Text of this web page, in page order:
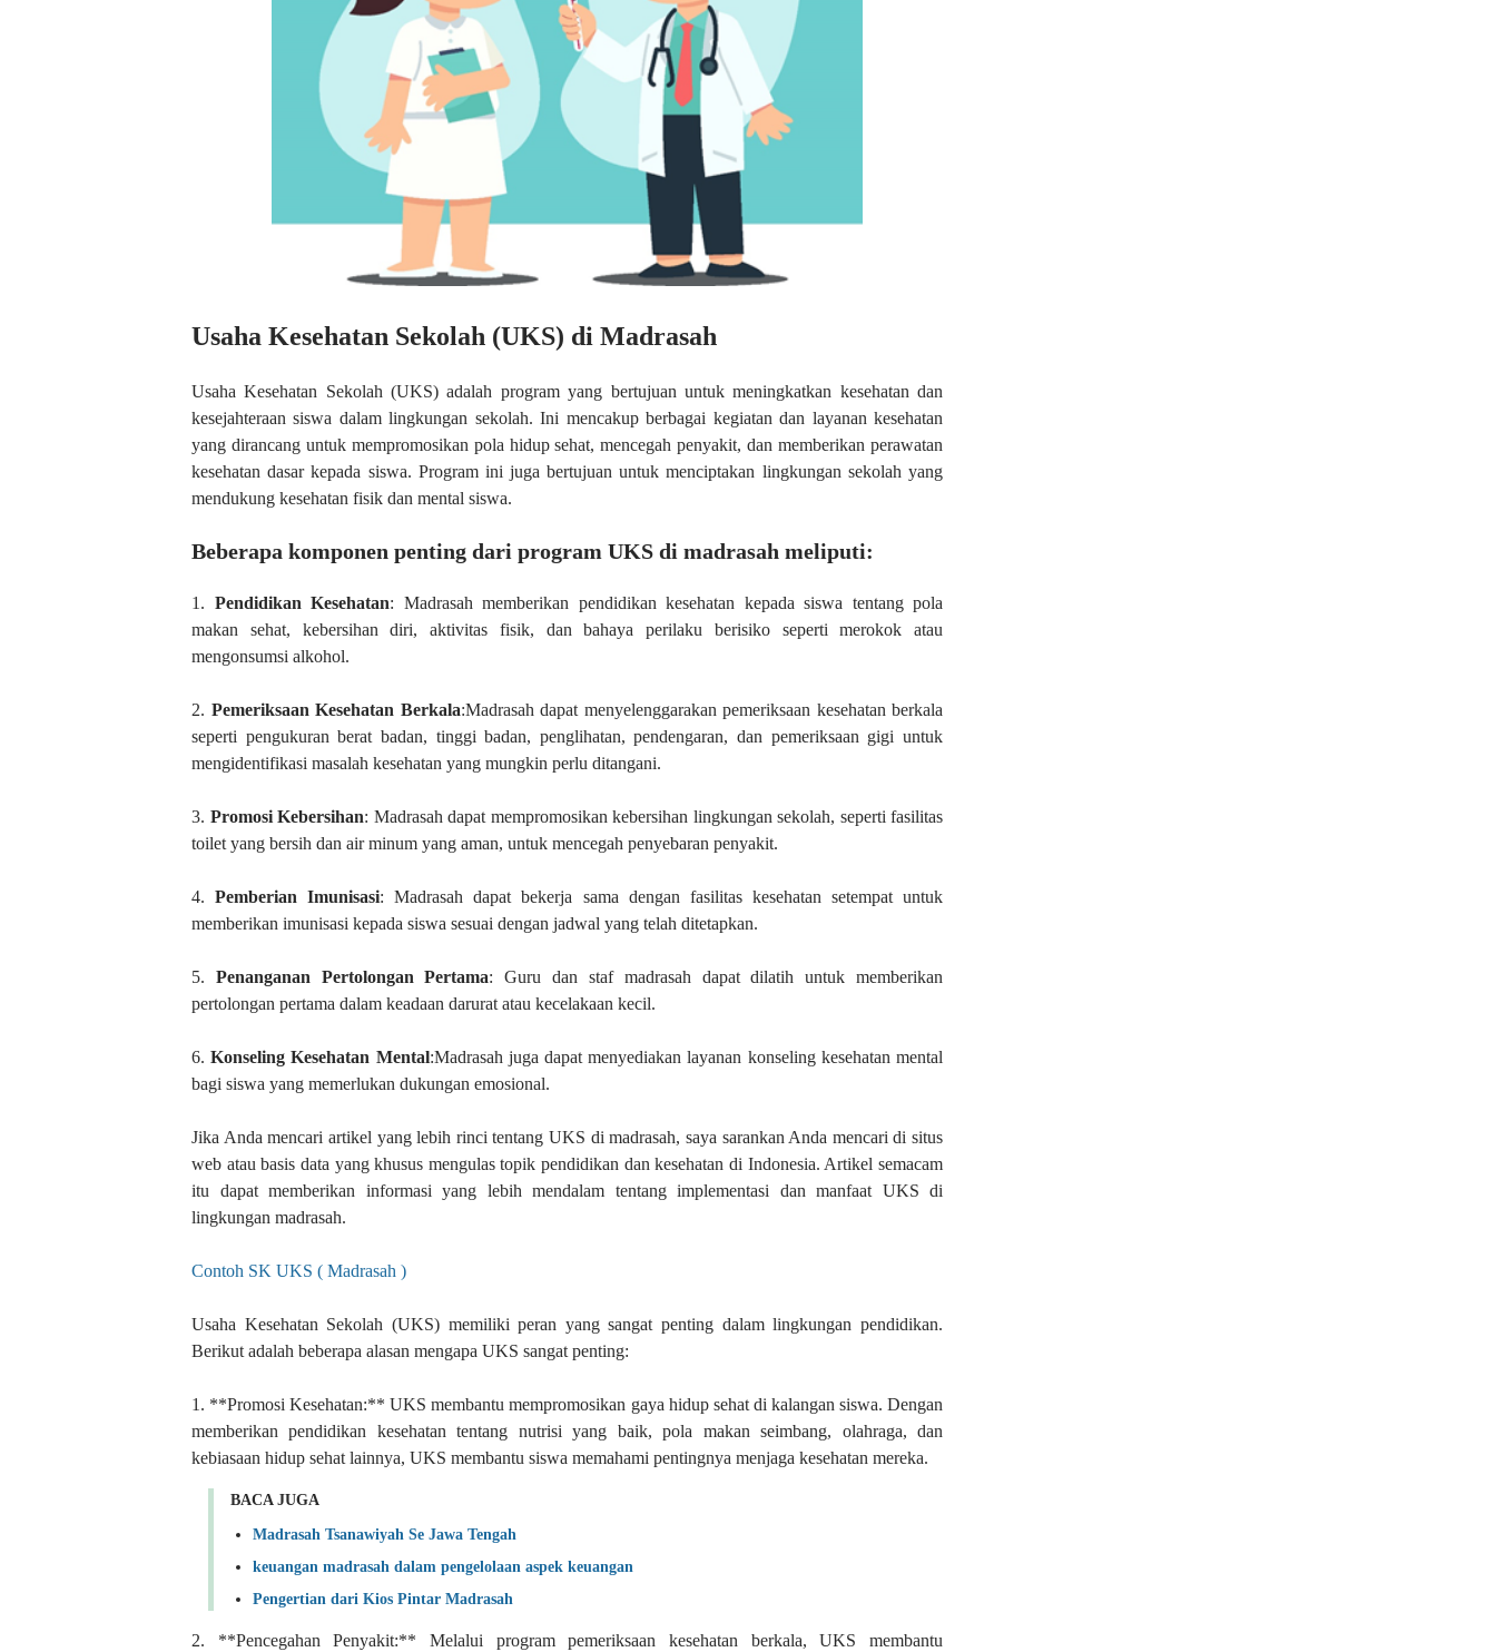
Usaha Kesehatan Sekolah (UKS) di Madrasah
Usaha Kesehatan Sekolah (UKS) adalah program yang bertujuan untuk meningkatkan kesehatan dan
kesejahteraan siswa dalam lingkungan sekolah. Ini mencakup berbagai kegiatan dan layanan kesehatan
yang dirancang untuk mempromosikan pola hidup sehat, mencegah penyakit, dan memberikan perawatan
kesehatan dasar kepada siswa. Program ini juga bertujuan untuk menciptakan lingkungan sekolah yang
mendukung kesehatan fisik dan mental siswa.
Beberapa komponen penting dari program UKS di madrasah meliputi:
1. Pendidikan Kesehatan: Madrasah memberikan pendidikan kesehatan kepada siswa tentang pola
makan sehat, kebersihan diri, aktivitas fisik, dan bahaya perilaku berisiko seperti merokok atau
mengonsumsi alkohol.
2. Pemeriksaan Kesehatan Berkala:Madrasah dapat menyelenggarakan pemeriksaan kesehatan berkala
seperti pengukuran berat badan, tinggi badan, penglihatan, pendengaran, dan pemeriksaan gigi untuk
mengidentifikasi masalah kesehatan yang mungkin perlu ditangani.
3. Promosi Kebersihan: Madrasah dapat mempromosikan kebersihan lingkungan sekolah, seperti fasilitas
toilet yang bersih dan air minum yang aman, untuk mencegah penyebaran penyakit.
4.Pemberian Imunisasi: Madrasah dapat bekerja sama dengan fasilitas kesehatan setempat untuk
memberikan imunisasi kepada siswa sesuai dengan jadwal yang telah ditetapkan.
5. Penanganan Pertolongan Pertama: Guru dan staf madrasah dapat dilatih untuk memberikan
pertolongan pertama dalam keadaan darurat atau kecelakaan kecil.
6.Konseling Kesehatan Mental:Madrasah juga dapat menyediakan layanan konseling kesehatan mental
bagi siswa yang memerlukan dukungan emosional.
Jika Anda mencari artikel yang lebih rinci tentang UKS di madrasah, saya sarankan Anda mencari di situs
web atau basis data yang khusus mengulas topik pendidikan dan kesehatan di Indonesia. Artikel semacam
itu dapat memberikan informasi yang lebih mendalam tentang implementasi dan manfaat UKS di
lingkungan madrasah.
Contoh SK UKS ( Madrasah )
Usaha Kesehatan Sekolah (UKS) memiliki peran yang sangat penting dalam lingkungan pendidikan.
Berikut adalah beberapa alasan mengapa UKS sangat penting:
1. **Promosi Kesehatan:** UKS membantu mempromosikan gaya hidup sehat di kalangan siswa. Dengan
memberikan pendidikan kesehatan tentang nutrisi yang baik, pola makan seimbang, olahraga, dan
kebiasaan hidup sehat lainnya, UKS membantu siswa memahami pentingnya menjaga kesehatan mereka.
BACA JUGA
Madrasah Tsanawiyah Se Jawa Tengah
keuangan madrasah dalam pengelolaan aspek keuangan
Pengertian dari Kios Pintar Madrasah
2. **Pencegahan Penyakit:** Melalui program pemeriksaan kesehatan berkala, UKS membantu